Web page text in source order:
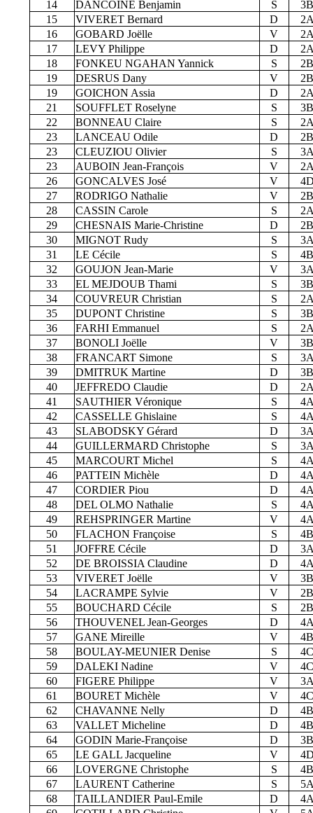
14 DANCOINE Benjamin S
3B
15
VIVERET Bernard D
16
GOBARD Joëlle V
17
LEVY Philippe D
18
FONKEU NGAHAN Yannick S
2B
19
DESRUS Dany V
2B
19
GOICHON Assia D
21
SOUFFLET Roselyne S
3B
22
BONNEAU Claire S
23
LANCEAU Odile D
2B
23
CLEUZIOU Olivier S
23
AUBOIN Jean-François V
26
GONCALVES José V
27
RODRIGO Nathalie V
2B
28
CASSIN Carole S
29
CHESNAIS Marie-Christine D
2B
30
MIGNOT Rudy S
31
LE Cécile S
4B
32
GOUJON Jean-Marie V
33
EL MEJDOUB Thami S
3B
34
COUVREUR Christian S
35
DUPONT Christine S
3B
36
FARHI Emmanuel S
37
BONOLI Joëlle V
3B
38
FRANCART Simone S
39
DMITRUK Martine D
3B
40
JEFFREDO Claudie D
41
SAUTHIER Véronique S
42
CASSELLE Ghislaine S
43
SLABODSKY Gérard D
44
GUILLERMARD Christophe S
45
MARCOURT Michel S
46
PATTEIN Michèle D
47
CORDIER Piou D
48
DEL OLMO Nathalie S
49
REHSPRINGER Martine V
50
FLACHON Françoise S
4B
51
JOFFRE Cécile D
52
DE BROISSIA Claudine D
53
VIVERET Joëlle V
3B
54
LACRAMPE Sylvie V
2B
55
BOUCHARD Cécile S
2B
56
THOUVENEL Jean-Georges D
57
GANE Mireille V
4B
58
BOULAY-MEUNIER Denise S
4C
59
DALEKI Nadine V
4C
60
FIGERE Philippe V
61
BOURET Michèle V
4C
62
CHAVANNE Nelly D
4B
63
VALLET Micheline D
4B
64
GODIN Marie-Françoise D
3B
65
LE GALL Jacqueline V
66
LOVERGNE Christophe S
4B
67
LAURENT Catherine S
68
TAILLANDIER Paul-Emile D